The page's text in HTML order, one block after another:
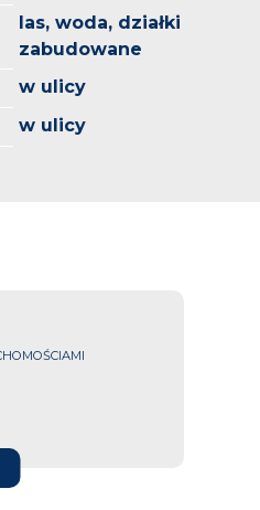
las, woda, działki
zabudowane
w ulicy
w ulicy